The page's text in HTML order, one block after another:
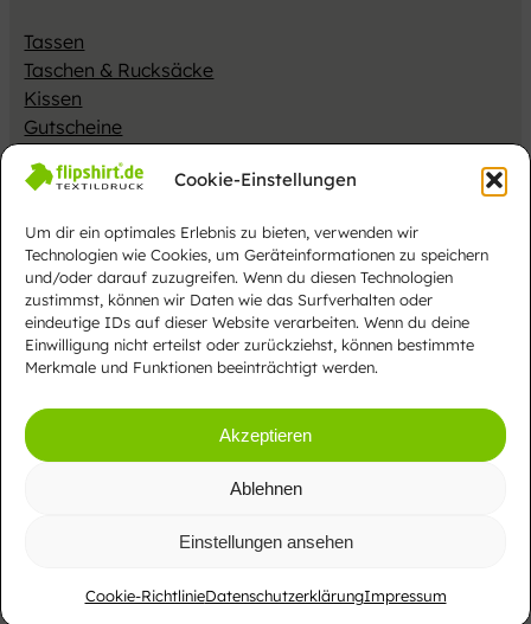
Cookie-Einstellungen
Um dir ein optimales Erlebnis zu bieten, verwenden wir
Technologien wie Cookies, um Geräteinformationen zu speichern
und/oder darauf zuzugreifen. Wenn du diesen Technologien
zustimmst, können wir Daten wie das Surfverhalten oder
eindeutige IDs auf dieser Website verarbeiten. Wenn du deine
Einwilligung nicht erteilst oder zurückziehst, können bestimmte
Merkmale und Funktionen beeinträchtigt werden.
Akzeptieren
Ablehnen
Einstellungen ansehen
Cookie-RichtlinieDatenschutzerklärungImpressum
Tassen
Taschen & Rucksäcke
Kissen
Gutscheine
Impressum Datenschutzerklärung AGB
Gesamtsortiment
Vertrag widerrufen
Alle Preise inkl. MwSt. EU zzgl.Versandkosten
Webdesign
CUCOM Webagentur – Christian Unverricht